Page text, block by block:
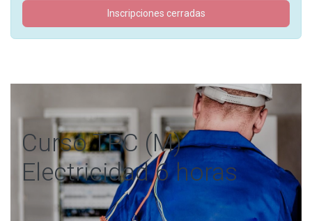
Inscripciones cerradas
Curso TPC (M)
Electricidad 6 horas